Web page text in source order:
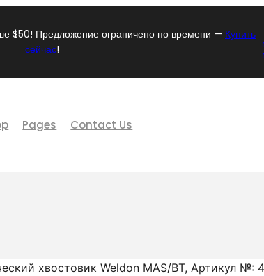
$50! Предложение ограничено по времени — Купить
сейчас!
Pages Contact Us
хвостовик Weldon MAS/BT, Артикул №: